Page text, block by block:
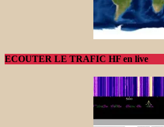
ECOUTER LE TRAFIC HF en live